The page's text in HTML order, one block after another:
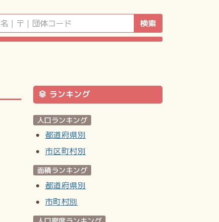
検索
ランキング
人口ランキング
都道府県別
市区町村別
面積ランキング
都道府県別
市町村別